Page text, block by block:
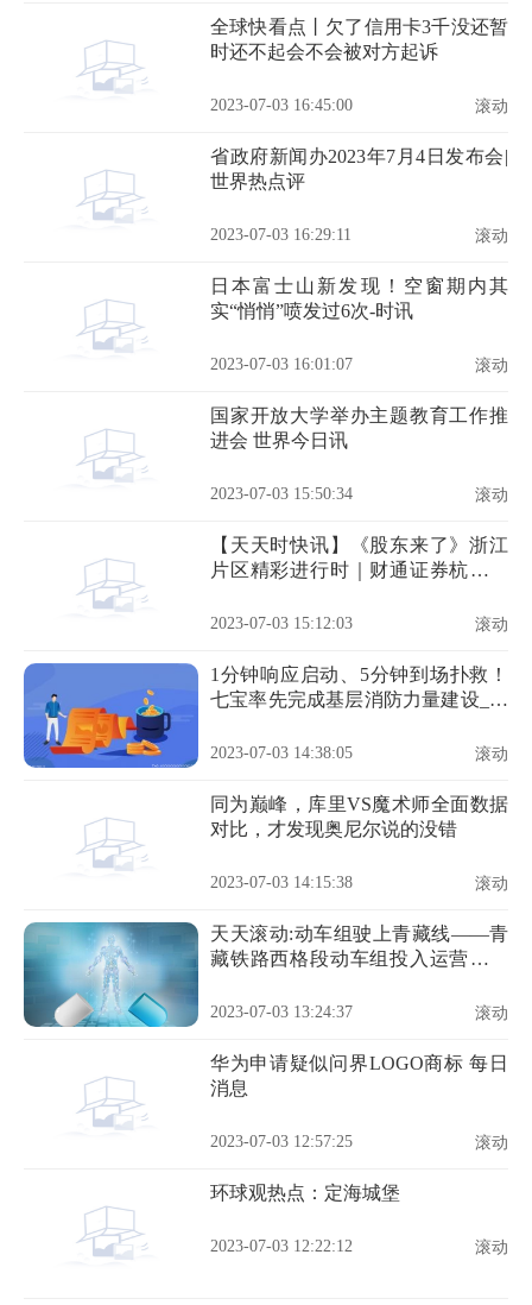
全球快看点丨欠了信用卡3千没还暂
时还不起会不会被对方起诉
2023-07-03 16:45:00 滚动
省政府新闻办2023年7月4日发布会|
世界热点评
2023-07-03 16:29:11 滚动
日本富士山新发现！空窗期内其
实“悄悄”喷发过6次-时讯
2023-07-03 16:01:07 滚动
国家开放大学举办主题教育工作推
进会 世界今日讯
2023-07-03 15:50:34 滚动
【天天时快讯】《股东来了》浙江
片区精彩进行时｜财通证券杭州分
动
2023-07-03 15:12:03 滚动
1分钟响应启动、5分钟到场扑救！
七宝率先完成基层消防力量建设_新
2023-07-03 14:38:05 滚动
同为巅峰，库里VS魔术师全面数据
对比，才发现奥尼尔说的没错
2023-07-03 14:15:38 滚动
天天滚动:动车组驶上青藏线——青
藏铁路西格段动车组投入运营首日
2023-07-03 13:24:37 滚动
华为申请疑似问界LOGO商标 每日
消息
2023-07-03 12:57:25 滚动
环球观热点：定海城堡
2023-07-03 12:22:12 滚动